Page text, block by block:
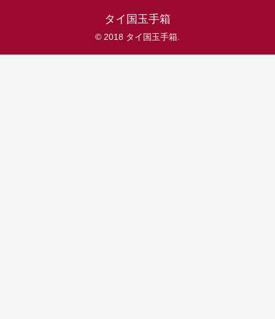
タイ国玉手箱
© 2018 タイ国玉手箱.